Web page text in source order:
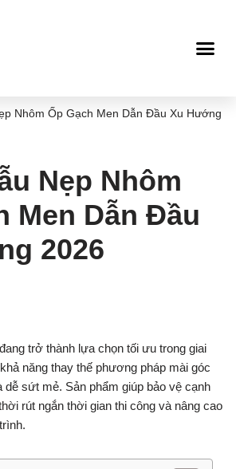
Nhôm Ốp Gạch Men Dẫn Đầu Xu Hướng
Nẹp Nhôm
Men Dẫn Đầu
2026
đang trở thành lựa chọn tối ưu trong giai
năng thay thế phương pháp mài góc
dễ sứt mẻ. Sản phẩm giúp bảo vệ cạnh
rút ngắn thời gian thi công và nâng cao